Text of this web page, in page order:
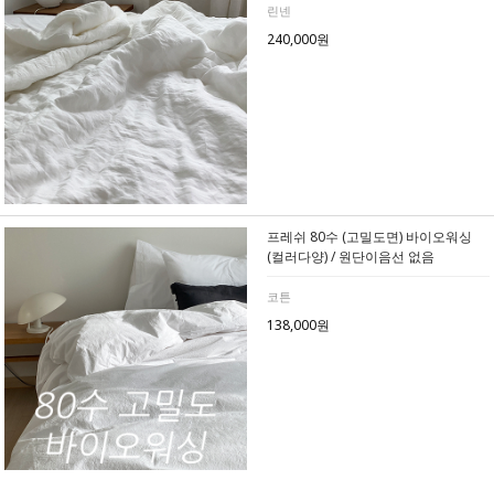
린넨
240,000원
프레쉬 80수 (고밀도면) 바이오워싱
(컬러다양) / 원단이음선 없음
코튼
138,000원